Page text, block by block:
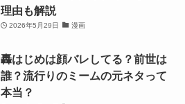
理由も解説
2026年5月29日 漫画
轟はじめは顔バレしてる？前世は
誰？流行りのミームの元ネタって
本当？